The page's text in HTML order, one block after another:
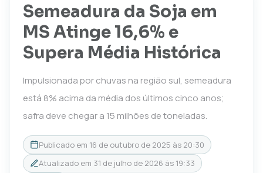
Semeadura da Soja em
MS Atinge 16,6% e
Supera Média Histórica
Impulsionada por chuvas na região sul, semeadura
está 8% acima da média dos últimos cinco anos;
safra deve chegar a 15 milhões de toneladas.
Publicado em 16 de outubro de 2025 às 20:30
Atualizado em 31 de julho de 2026 às 19:33